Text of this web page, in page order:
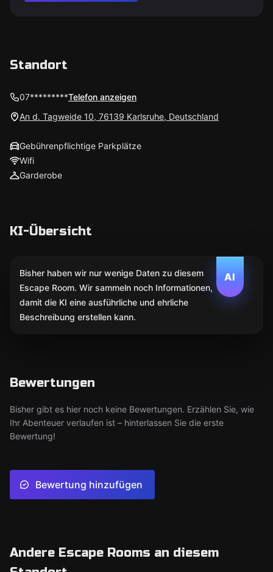
Standort
07*********Telefon anzeigen
An d. Tagweide 10, 76139 Karlsruhe, Deutschland
Gebührenpflichtige Parkplätze
Wifi
Garderobe
KI-Übersicht
AI
Bisher haben wir nur wenige Daten zu diesem
Escape Room. Wir sammeln noch Informationen,
damit die KI eine ausführliche und ehrliche
Beschreibung erstellen kann.
Bewertungen
Bisher gibt es hier noch keine Bewertungen. Erzählen Sie, wie
Ihr Abenteuer verlaufen ist – hinterlassen Sie die erste
Bewertung!
Bewertung hinzufügen
Andere Escape Rooms an diesem